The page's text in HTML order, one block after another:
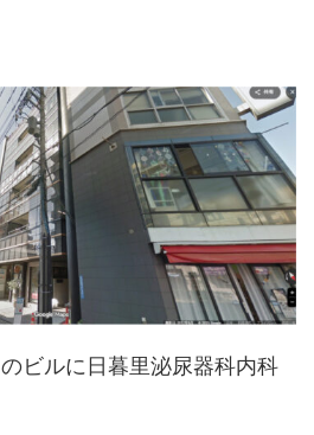
ビルに日暮里泌尿器科内科